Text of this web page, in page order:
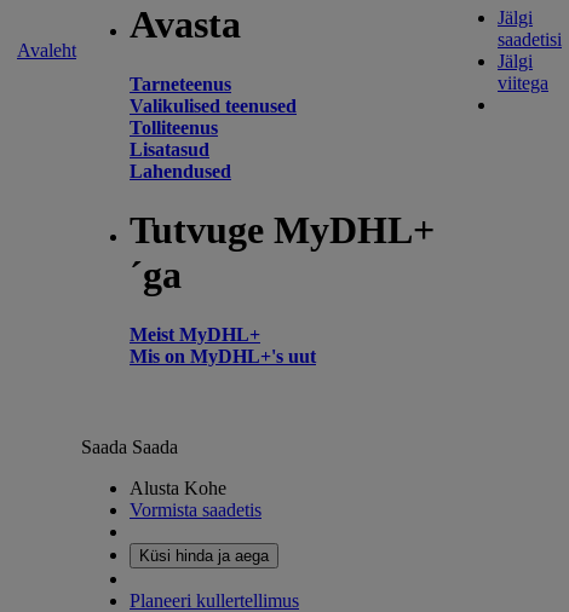
Avaleht
Avasta
Tarneteenus
Valikulised teenused
Tolliteenus
Lisatasud
Lahendused
Tutvuge MyDHL+
´ga
Meist MyDHL+
Mis on MyDHL+'s uut
Jälgi
saadetisi
Jälgi
viitega
Saada Saada
Alusta Kohe
Vormista saadetis
Küsi hinda ja aega
Planeeri kullertellimus